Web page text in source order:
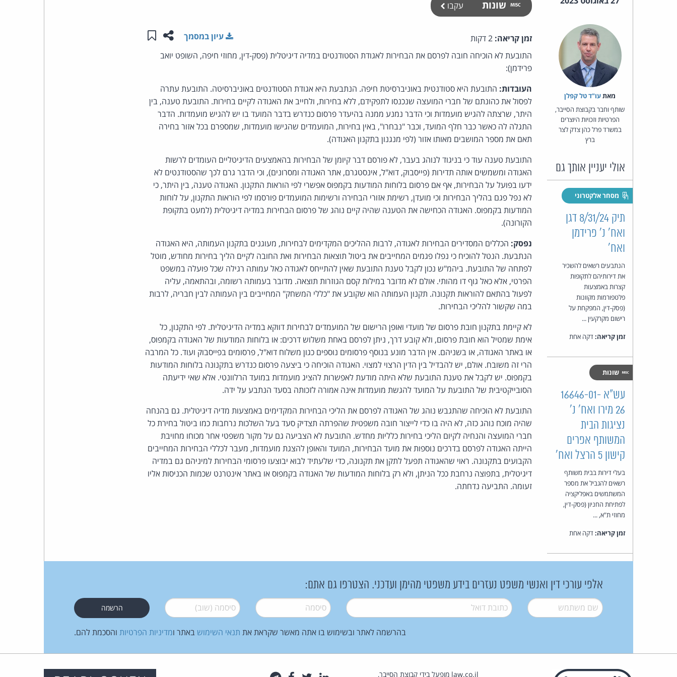
שונות עקבו
מאת‏עו"ד טל קפלן
שותף וחבר בקבוצת הסייבר,
הפרטיות וזכויות היוצרים
במשרד פרל כהן צדק לצר
ברץ
אולי יעניין אותך גם
מסחר אלקטרוני
תיק 8/31/24 דגן
ואח' נ' פרידמן
ואח'
הנתבעים רשאים להשכיר
את דירותיהם לתקופות
קצרות באמצעות
פלטפורמות מקוונות
(פסק-דין, המפקחת על
רישום מקרקעין ...
זמן קריאה:דקה אחת
שונות
עש"א 16646-01-
26 מירו ואח' נ'
נציגות הבית
המשותף אפרים
קישון 5 הרצל ואח'
בעלי דירות בבית משותף
רשאים להגביל את מספר
המשתמשים באפליקציה
לפתיחת החניון (פסק-דין,
מחוזי ת"א, ...
זמן קריאה:דקה אחת
זמן קריאה: שתפו עמוד זה
שמור ב"תכנים שלי"
עיון במסמך
התובעת לא הוכיחה חובה לפרסם את הבחירות לאגודת הסטודנטים במדיה דיגיטלית (פסק-דין, מחוזי חיפה, השופט יואב
פרידמן):
העובדות: התובעת היא סטודנטית באוניברסיטת חיפה. הנתבעת היא אגודת הסטודנטים באוניברסיטה. התובעת עתרה
לפסול את כהונתם של חברי המועצה שנכנסו לתפקידם, ללא בחירות, ולחייב את האגודה לקיים בחירות. התובעת טענה, בין
היתר, שרצתה להגיש מועמדות וכי הדבר נמנע ממנה בהיעדר פרסום כנדרש בדבר המועד בו יש להגיש מועמדות. הדבר
התגלה לה כאשר כבר חלף המועד, וכבר "נבחרו", באין בחירות, המועמדים שהגישו מועמדות, שמספרם בכל אזור בחירה
תאם את מספר המושבים מאותו אזור (לפי מנגנון בתקנון האגודה).
התובעת טענה עוד כי בניגוד לנוהג בעבר, לא פורסם דבר קיומן של הבחירות בהאמצעים הדיגיטליים העומדים לרשות
האגודה ומשמשים אותה תדירות (פייסבוק, דוא"ל, אינסטגרם, אתר האגודה ומסרונים), וכי הדבר גרם לכך שהסטודנטים לא
ידעו בפועל על הבחירות, אף אם פרסום בלוחות המודעות בקמפוס אפשרי לפי הוראות התקנון. האגודה טענה, בין היתר, כי
לא נפל פגם בהליך הבחירות וכי מועדן, רשימת אזורי הבחירה ורשימות המועמדים פורסמו לפי הוראות התקנון, על לוחות
המודעות בקמפוס. האגודה הכחישה את הטענה שהיה קיים נוהג של פרסום הבחירות במדיה דיגיטלית (למעט בתקופת
הקורונה).
נפסק: הכללים המסדירים הבחירות לאגודה, לרבות ההליכים המקדימים לבחירות, מעוגנים בתקנון העמותה, היא האגודה
הנתבעת. הנטל להוכיח כי נפלו פגמים המחייבים את ביטול תוצאות הבחירות ואת החובה לקיים הליך בחירות מחודש, מוטל
לפתחה של התובעת. ביהמ"ש נכון לקבל טענת התובעת שאין להתייחס לאגודה כאל עמותה רגילה שכל פועלה במשפט
הפרטי, אלא כאל גוף דו מהותי. אולם לא מדובר במילות קסם הגוזרות תוצאה. מדובר בעמותה רשומה, ובהתאמה, עליה
לפעול בהתאם להוראות תקנונה. תקנון העמותה הוא שקובע את "כללי המשחק" המחייבים בין העמותה לבין חבריה, לרבות
במה שקשור להליכי הבחירות.
לא קיימת בתקנון חובת פרסום של מועדי ואופן הרישום של המועמדים לבחירות דווקא במדיה הדיגיטלית. לפי התקנון, כל
אימת שמטיל הוא חובת פרסום, ולא קובע דרך, ניתן לפרסם באחת משלוש דרכים: או בלוחות המודעות של האגודה בקמפוס,
או באתר האגודה, או בשניהם. אין הדבר מונע בנוסף פרסומים נוספים כגון משלוח דוא"ל, פרסומים בפייסבוק ועוד. כל המרבה
הרי זה משובח. אולם, יש להבדיל בין הדין הרצוי למצוי. האגודה הוכיחה כי ביצעה פרסום כנדרש בתקנונה בלוחות המודעות
בקמפוס. יש לקבל את טענת התובעת שלא היתה מודעת לאפשרות להציג מועמדות במועד הרלוונטי. אלא שאי ידיעתה
הסובייקטיבית של התובעת על המועד להגשת מועמדות אינה אמורה לזכותה בסעד הנתבע על ידה.
התובעת לא הוכיחה שהתגבש נוהג של האגודה לפרסם את הליכי הבחירות המקדימים באמצעות מדיה דיגיטלית. גם בהנחה
שהיה מוכח נוהג כזה, לא היה בו כדי לייצור חובה משפטית שהפרתה תצדיק סעד בעל השלכות נרחבות כמו ביטול בחירת כל
חברי המועצה והנחיה לקיום הליכי בחירות כלליות מחדש. התובעת לא הצביעה גם על מקור משפטי אחר מכוחו מחויבת
הייתה האגודה לפרסם בדרכים נוספות את מועד הבחירות, המועד והאופן להצגת מועמדות, מעבר לכללי הבחירות המחייבים
הקבועים בתקנונה. ראוי שהאגודה תפעל לתקן את תקנונה, כדי שלעתיד לבוא יבוצעו פרסומי הבחירות למיניהם גם במדיה
דיגיטלית, בתפוצה נרחבת ככל הניתן, ולא רק בלוחות המודעות של האגודה בקמפוס או באתר אינטרנט שכמות הכניסות אליו
זעומה. התביעה נדחתה.
אלפי עורכי דין ואנשי משפט נעזרים בידע משפטי מהימן ועדכני. הצטרפו גם אתם:
שם משתמש* דואל* סיסמה* סיסמה (שוב)*
בהרשמה לאתר ובשימוש בו אתה מאשר שקראת את תנאי השימוש באתר ומדיניות הפרטיות והסכמת להם.
law.co.il מופעל בידי קבוצת הסייבר,